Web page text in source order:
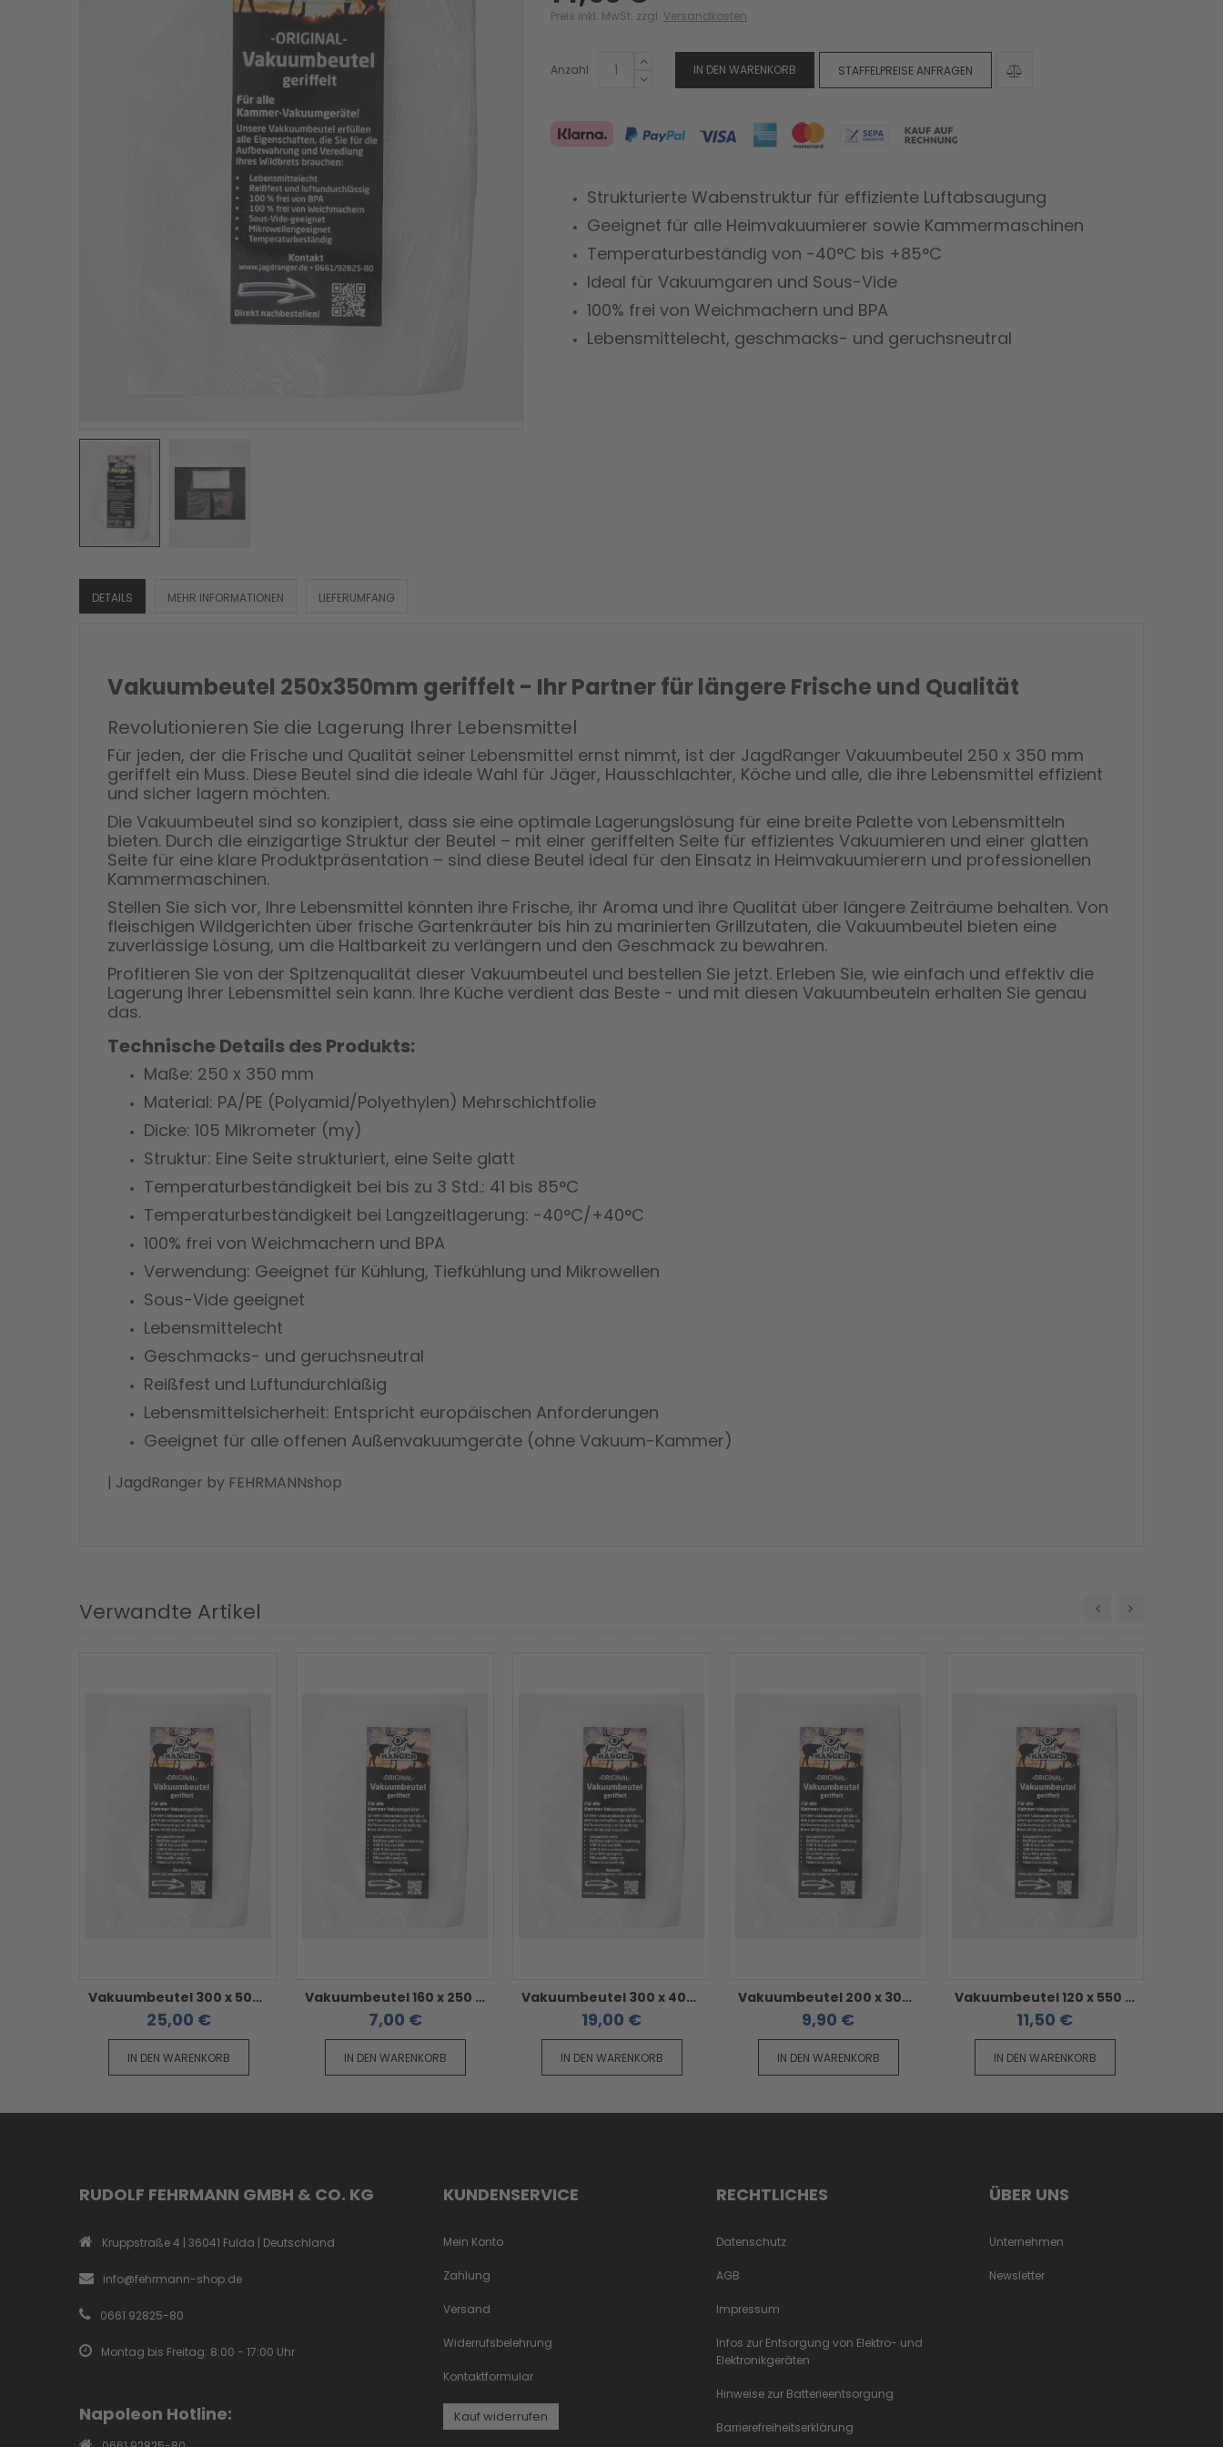
Preis inkl. MwSt. zzgl. Versandkosten
Anzahl IN DEN WARENKORB STAFFELPREISE ANFRAGEN
Strukturierte Wabenstruktur für effiziente Luftabsaugung
Geeignet für alle Heimvakuumierer sowie Kammermaschinen
Temperaturbeständig von -40°C bis +85°C
Ideal für Vakuumgaren und Sous-Vide
100% frei von Weichmachern und BPA
Lebensmittelecht, geschmacks- und geruchsneutral
DETAILS MEHR INFORMATIONEN LIEFERUMFANG
Vakuumbeutel 250x350mm geriffelt - Ihr Partner für längere Frische und Qualität
Revolutionieren Sie die Lagerung Ihrer Lebensmittel
Für jeden, der die Frische und Qualität seiner Lebensmittel ernst nimmt, ist der JagdRanger Vakuumbeutel 250 x 350 mm
geriffelt ein Muss. Diese Beutel sind die ideale Wahl für Jäger, Hausschlachter, Köche und alle, die ihre Lebensmittel effizient
und sicher lagern möchten.
Die Vakuumbeutel sind so konzipiert, dass sie eine optimale Lagerungslösung für eine breite Palette von Lebensmitteln
bieten. Durch die einzigartige Struktur der Beutel – mit einer geriffelten Seite für effizientes Vakuumieren und einer glatten
Seite für eine klare Produktpräsentation – sind diese Beutel ideal für den Einsatz in Heimvakuumierern und professionellen
Kammermaschinen.
Stellen Sie sich vor, Ihre Lebensmittel könnten ihre Frische, ihr Aroma und ihre Qualität über längere Zeiträume behalten. Von
fleischigen Wildgerichten über frische Gartenkräuter bis hin zu marinierten Grillzutaten, die Vakuumbeutel bieten eine
zuverlässige Lösung, um die Haltbarkeit zu verlängern und den Geschmack zu bewahren.
Profitieren Sie von der Spitzenqualität dieser Vakuumbeutel und bestellen Sie jetzt. Erleben Sie, wie einfach und effektiv die
Lagerung Ihrer Lebensmittel sein kann. Ihre Küche verdient das Beste - und mit diesen Vakuumbeuteln erhalten Sie genau
das.
Technische Details des Produkts:
Maße: 250 x 350 mm
Material: PA/PE (Polyamid/Polyethylen) Mehrschichtfolie
Dicke: 105 Mikrometer (my)
Struktur: Eine Seite strukturiert, eine Seite glatt
Temperaturbeständigkeit bei bis zu 3 Std.: 41 bis 85°C
Temperaturbeständigkeit bei Langzeitlagerung: -40°C/+40°C
100% frei von Weichmachern und BPA
Verwendung: Geeignet für Kühlung, Tiefkühlung und Mikrowellen
Sous-Vide geeignet
Lebensmittelecht
Geschmacks- und geruchsneutral
Reißfest und Luftundurchläßig
Lebensmittelsicherheit: Entspricht europäischen Anforderungen
Geeignet für alle offenen Außenvakuumgeräte (ohne Vakuum-Kammer)
| JagdRanger by FEHRMANNshop
Verwandte Artikel
Vakuumbeutel 300 x 500 mm - geriffelt / goffriert / strukturiert 50 Stück
25,00 €
IN DEN WARENKORB
Vakuumbeutel 160 x 250 mm - geriffelt / goffriert / strukturiert 50 Stück
7,00 €
IN DEN WARENKORB
Vakuumbeutel 300 x 400 mm - geriffelt / goffriert / strukturiert 50 Stück
19,00 €
IN DEN WARENKORB
Vakuumbeutel 200 x 300 mm - geriffelt / goffriert / strukturiert 50 Stück
9,90 €
IN DEN WARENKORB
Vakuumbeutel 120 x 550 mm geriffelt - geriffelt / goffriert / strukturiert 50 Stück
11,50 €
IN DEN WARENKORB
RUDOLF FEHRMANN GMBH & CO. KG
Kruppstraße 4 | 36041 Fulda | Deutschland
info@fehrmann-shop.de
0661 92825-80
Montag bis Freitag: 8:00 - 17:00 Uhr
Napoleon Hotline:
KUNDENSERVICE
Mein Konto
Zahlung
Versand
Widerrufsbelehrung
Kontaktformular
Kauf widerrufen
RECHTLICHES
Datenschutz
AGB
Impressum
Infos zur Entsorgung von Elektro- und
Elektronikgeräten
Hinweise zur Batterieentsorgung
Barrierefreiheitserklärung
ÜBER UNS
Unternehmen
Newsletter